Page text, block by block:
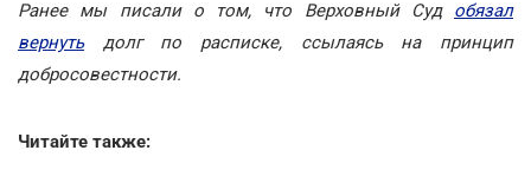
Ранее мы писали о том, что Верховный Суд обязал
вернутьдолг по расписке, ссылаясь на принцип
добросовестности.
Читайте также: